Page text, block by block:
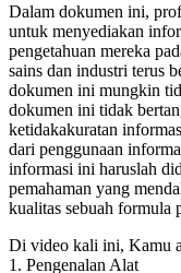
Dalam dokumen ini,
untuk menyediakan
pengetahuan mereka
sains dan industri terus
dokumen ini mungkin
dokumen ini tidak
ketidakakuratan
dari penggunaan
informasi ini haruslah
pemahaman yang
kualitas sebuah formula
Di video kali ini, Kamu
1. Pengenalan Alat